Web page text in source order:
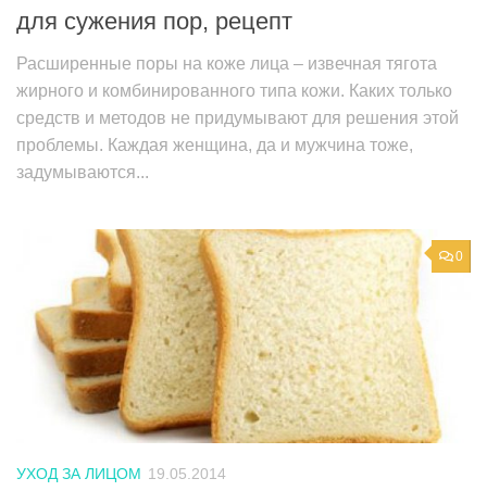
для сужения пор, рецепт
Расширенные поры на коже лица – извечная тягота
жирного и комбинированного типа кожи. Каких только
средств и методов не придумывают для решения этой
проблемы. Каждая женщина, да и мужчина тоже,
задумываются...
0
УХОД ЗА ЛИЦОМ 19.05.2014